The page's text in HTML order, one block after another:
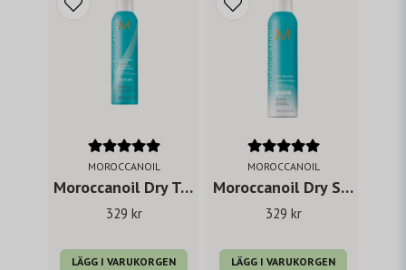
MOROCCANOIL
Moroccanoil Dry Texture Spray 205 ml
329 kr
LÄGG I VARUKORGEN
MOROCCANOIL
Moroccanoil Dry Shampoo Light Tones 217 ml
329 kr
LÄGG I VARUKORGEN